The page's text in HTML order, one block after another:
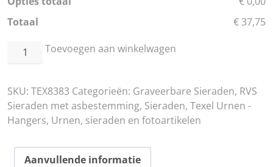
Totaal
€ 37,75
RVS
meerdere
witte
pootafdrukjes
Toevoegen aan winkelwagen
SKU: TEX8383 Categorieën: Graveerbare Sieraden, RVS
Sieraden met asbestemming, Sieraden, Texel Urnen -
Hangers, Urnen, sieraden en fotoartikelen
Aanvullende informatie